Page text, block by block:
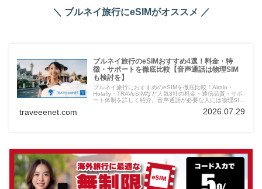
＼ ブルネイ旅行にeSIMがオススメ ／
ブルネイ旅行のeSIMおすすめ4選！料金・特
徴・サポートを徹底比較【音声通話は物理SIM
も検討を】
ブルネイ旅行におすすめのeSIMを徹底比較！Airalo・
Holafly・TRAVeSIMなど人気3社の料金・通信品質・サポ
ート体制を詳しく紹介。音声通話が必要な人には物理SIM
traveeenet.com 2026.07.29